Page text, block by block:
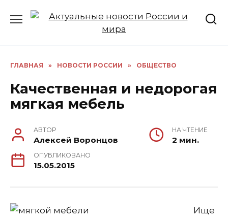
ГЛАВНАЯ » НОВОСТИ РОССИИ » ОБЩЕСТВО
Качественная и недорогая
мягкая мебель
АВТОР
Алексей Воронцов
НА ЧТЕНИЕ
2 мин.
ОПУБЛИКОВАНО
15.05.2015
Ище